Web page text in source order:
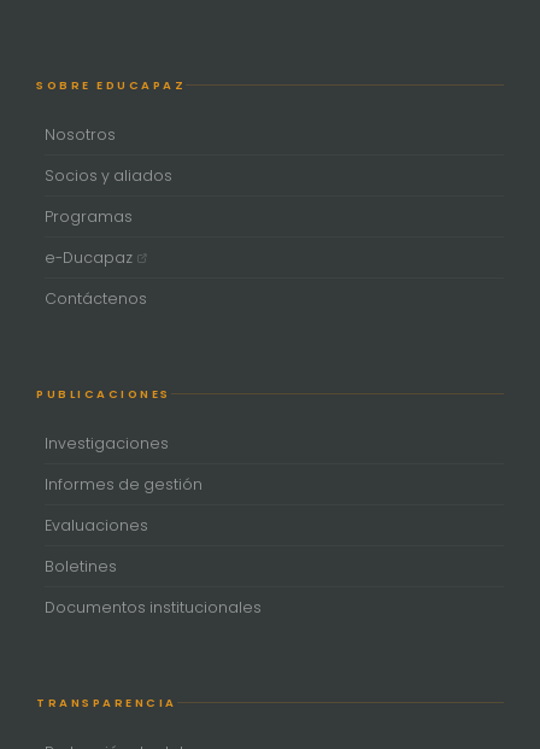
SOBRE EDUCAPAZ
Nosotros
Socios y aliados
Programas
e-Ducapaz
Contáctenos
PUBLICACIONES
Investigaciones
Informes de gestión
Evaluaciones
Boletines
Documentos institucionales
TRANSPARENCIA